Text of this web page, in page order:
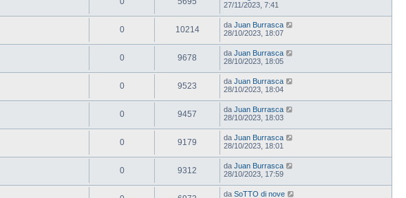
27/11/2023, 7:41
0 10214 da Juan Burrasca
28/10/2023, 18:07
0 9678 da Juan Burrasca
28/10/2023, 18:05
0 9523 da Juan Burrasca
28/10/2023, 18:04
0 9457 da Juan Burrasca
28/10/2023, 18:03
0 9179 da Juan Burrasca
28/10/2023, 18:01
0 9312 da Juan Burrasca
28/10/2023, 17:59
da SoTTO di nove